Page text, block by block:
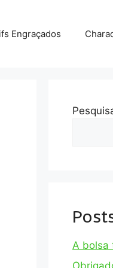
Engraçados
A bolsa